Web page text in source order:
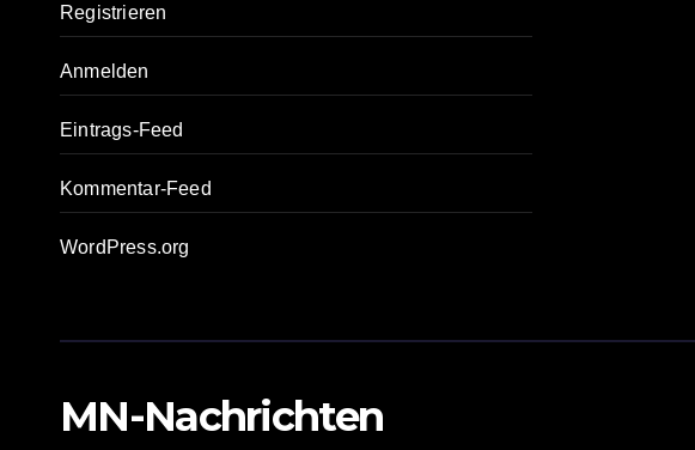
Registrieren
Anmelden
Eintrags-Feed
Kommentar-Feed
WordPress.org
MN-Nachrichten